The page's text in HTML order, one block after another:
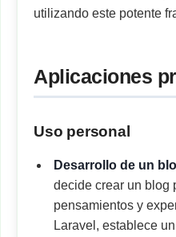
utilizando este potente
Aplicaciones
Uso personal
Desarrollo de un
decide crear un blog
pensamientos y
Laravel, establece